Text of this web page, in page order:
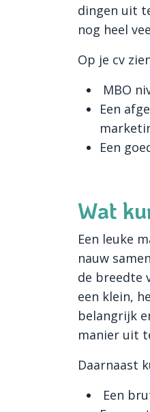
dingen uit
nog heel
Op je cv
MBO
Een
Een
Wat
Een leuke
nauw
de breedte
een klein,
belangrijk
manier uit
Daarnaast
Een